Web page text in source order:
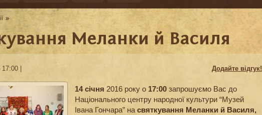
Меланки й Василя
| Додайте відгук!
14 січня 2016 року о 17:00 запрошуємо Вас до
Національного центру народної культури “Музей
Івана Гончара” на святкування Меланки й Василя,